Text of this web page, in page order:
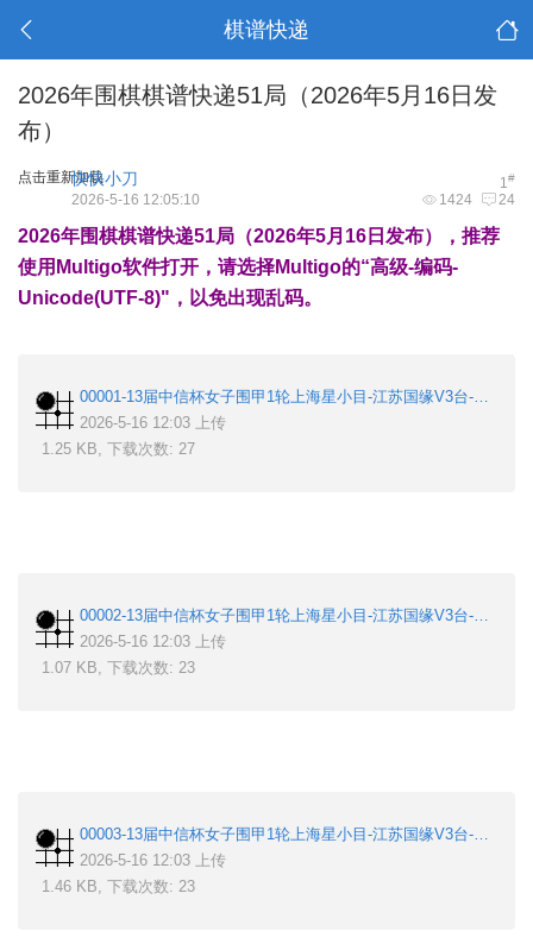
棋谱快递
2026年围棋棋谱快递51局（2026年5月16日发
布）
点击重新加载 1#
快快小刀
1424 24
2026-5-16 12:05:10
2026年围棋棋谱快递51局（2026年5月16日发布），推荐
使用Multigo软件打开，请选择Multigo的“高级-编码-
Unicode(UTF-8)"，以免出现乱码。
00001-13届中信杯女子围甲1轮上海星小目-江苏国缘V3台-唐嘉雯-於之莹.sgf
2026-5-16 12:03 上传
1.25 KB, 下载次数: 27
00002-13届中信杯女子围甲1轮上海星小目-江苏国缘V3台-王晨星-芮乃伟.sgf
2026-5-16 12:03 上传
1.07 KB, 下载次数: 23
00003-13届中信杯女子围甲1轮上海星小目-江苏国缘V3台-唐奕-李思璇.sgf
2026-5-16 12:03 上传
1.46 KB, 下载次数: 23